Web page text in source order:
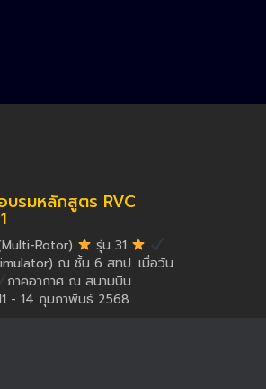
บรมหลักสูตร RVC
Rotor)
รุ่น 31
ณ ชั้น 6 สทป. เมื่อวัน
ภาคอากาศ ณ สนามบิน
- 14 กุมภาพันธ์ 2568